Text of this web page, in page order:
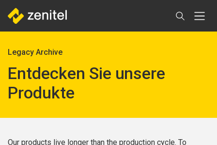
zum
Inhalt
Pfadnavigation
Legacy Archive
Entdecken Sie unsere
Produkte
Our products live longer than the production cycle. To